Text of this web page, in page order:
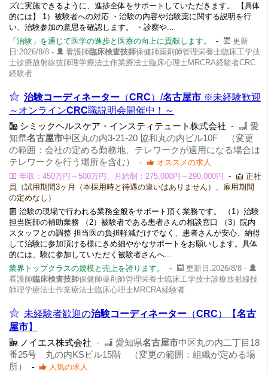
ズに実施できるように、進捗全体をサポートしていただきます。 【具体
的には】 1）被験者への対応 ・治験の内容や治験薬に関する説明を行
い、治験参加の意思を確認します。 ・診察や...
「治験」を通じて医学の進歩と医療の向上に貢献します。
-
更新
日:2026/8/8 -
看護師 臨床検査技師保健師薬剤師管理栄養士臨床工学技
士診療放射線技師理学療法士作業療法士臨床心理士MRCRA経験者CRC
経験者
治験コーディネーター （CRC）/名古屋市 ※未経験歓迎
～オンラインCRC職説明会開催中！～
シミックヘルスケア・インスティテュート株式会社 -
愛
知県名古屋市中区丸の内3-21-20 協和丸の内ビル10F （変更
の範囲：会社の定める勤務地、テレワークが適用になる場合は
テレワークを行う場所を含む）
-
オススメの求人
年収：450万円～500万円、月給制：275,000円～290,000円
-
正社
員（試用期間3ヶ月（本採用時と待遇の違いはありません）、雇用期間
の定めなし）
治験の現場で行われる業務全般をサポート頂く業務です。 （1）治験
担当医師の補助業務 （2）被験者である患者さんの相談窓口 （3）院内
スタッフとの調整 担当医の負担軽減だけでなく、患者さんが安心、納得
して治験に参加頂ける様にきめ細やかなサポートをお願いします。具体
的には、験に参加していただく被験者さんへ...
業界トップクラスの規模と売上を誇ります。
-
更新日:2026/8/8 -
看護師 臨床検査技師保健師薬剤師管理栄養士臨床工学技士診療放射線技
師理学療法士作業療法士臨床心理士MRCRA経験者
未経験者歓迎の治験コーディネーター （CRC）【名古
屋市】
ノイエス株式会社 - 愛知県名古屋市中区丸の内二丁目18
番25号 丸の内KSビル15階 （変更の範囲：組織が定める場
所）
-
人気の求人